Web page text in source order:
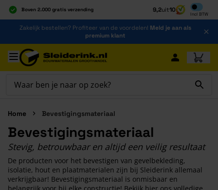
Boven 2.000 gratis verzending
Al 40 jaar dé specialist
Alles onder één dak
9,2uit10
Incl BTW
Inclusief
Ga naar de inhoud
Zakelijk bestellen? Profiteer van de voordelen! Meld je aan als
premium klant
Ga naar hoofdinhoud
Home Bevestigingsmateriaal
Bevestigingsmateriaal
Stevig, betrouwbaar en altijd een veilig resultaat
De producten voor het bevestigen van gevelbekleding,
isolatie, hout en plaatmaterialen zijn bij Sleiderink allemaal
verkrijgbaar! Bevestigingsmateriaal is onmisbaar en